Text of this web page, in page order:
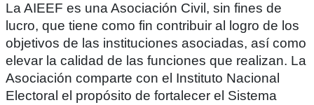
La AIEEF es una Asociación Civil, sin fines de
lucro, que tiene como fin contribuir al logro de los
objetivos de las instituciones asociadas, así como
elevar la calidad de las funciones que realizan. La
Asociación comparte con el Instituto Nacional
Electoral el propósito de fortalecer el Sistema